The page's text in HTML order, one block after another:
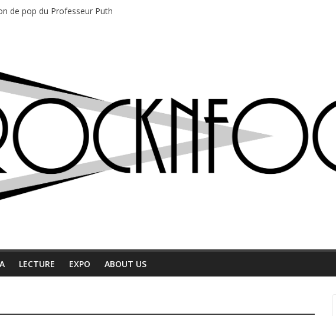
de pop du Professeur Puth
: entre bière, métal et tatouages
LECTURE EXPO ABOUT US